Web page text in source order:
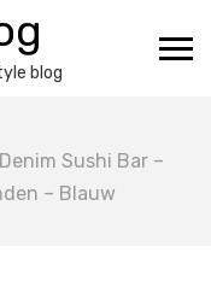
blog
Sushi Bar –
– Blauw